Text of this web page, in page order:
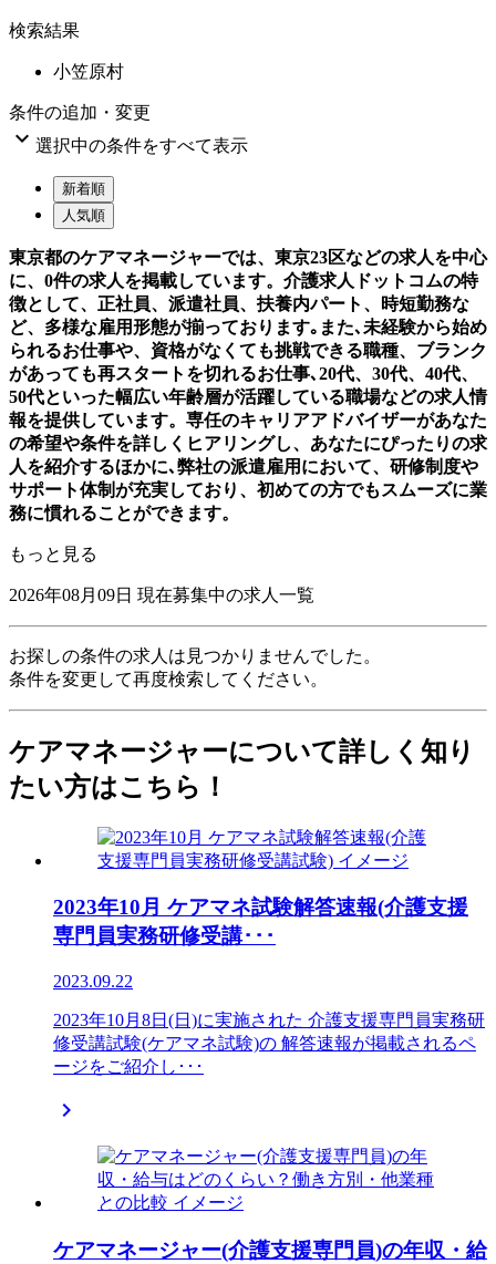
検索結果
小笠原村
条件の追加・変更
 選択中の条件をすべて表示
新着順
人気順
東京都のケアマネージャーでは、東京23区などの求人を中心
に、0件の求人を掲載しています。介護求人ドットコムの特
徴として、正社員、派遣社員、扶養内パート、時短勤務な
ど、多様な雇用形態が揃っております｡また､未経験から始め
られるお仕事や、資格がなくても挑戦できる職種、ブランク
があっても再スタートを切れるお仕事､20代、30代、40代、
50代といった幅広い年齢層が活躍している職場などの求人情
報を提供しています。専任のキャリアアドバイザーがあなた
の希望や条件を詳しくヒアリングし、あなたにぴったりの求
人を紹介するほかに､弊社の派遣雇用において、研修制度や
サポート体制が充実しており、初めての方でもスムーズに業
務に慣れることができます。
もっと見る
2026年08月09日 現在募集中の求人一覧
お探しの条件の求人は見つかりませんでした。
条件を変更して再度検索してください。
ケアマネージャーについて詳しく知り
たい方はこちら！
2023年10月 ケアマネ試験解答速報(介護支援
専門員実務研修受講･･･
2023.09.22
2023年10月8日(日)に実施された 介護支援専門員実務研
修受講試験(ケアマネ試験)の 解答速報が掲載されるペ
ージをご紹介し･･･

ケアマネージャー(介護支援専門員)の年収・給